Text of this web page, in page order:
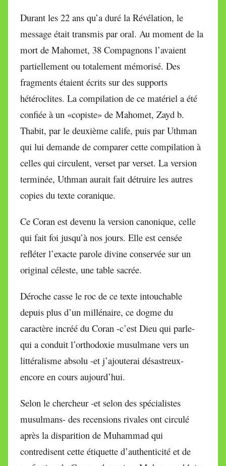
Durant les 22 ans qu’a duré la Révélation, le
message était transmis par oral. Au moment de la
mort de Mahomet, 38 Compagnons l’avaient
partiellement ou totalement mémorisé. Des
fragments étaient écrits sur des supports
hétéroclites. La compilation de ce matériel a été
confiée à un «copiste» de Mahomet, Zayd b.
Thabit, par le deuxième calife, puis par Uthman
qui lui demande de comparer cette compilation à
celles qui circulent, verset par verset. La version
terminée, Uthman aurait fait détruire les autres
copies du texte coranique.
Ce Coran est devenu la version canonique, celle
qui fait foi jusqu’à nos jours. Elle est censée
refléter l’exacte parole divine conservée sur un
original céleste, une table sacrée.
Déroche casse le roc de ce texte intouchable
depuis plus d’un millénaire, ce dogme du
caractère incréé du Coran -c’est Dieu qui parle-
qui a conduit l’orthodoxie musulmane vers un
littéralisme absolu -et j’ajouterai désastreux-
encore en cours aujourd’hui.
Selon le chercheur -et selon des spécialistes
musulmans- des recensions rivales ont circulé
après la disparition de Muhammad qui
contredisent cette étiquette d’authenticité et de